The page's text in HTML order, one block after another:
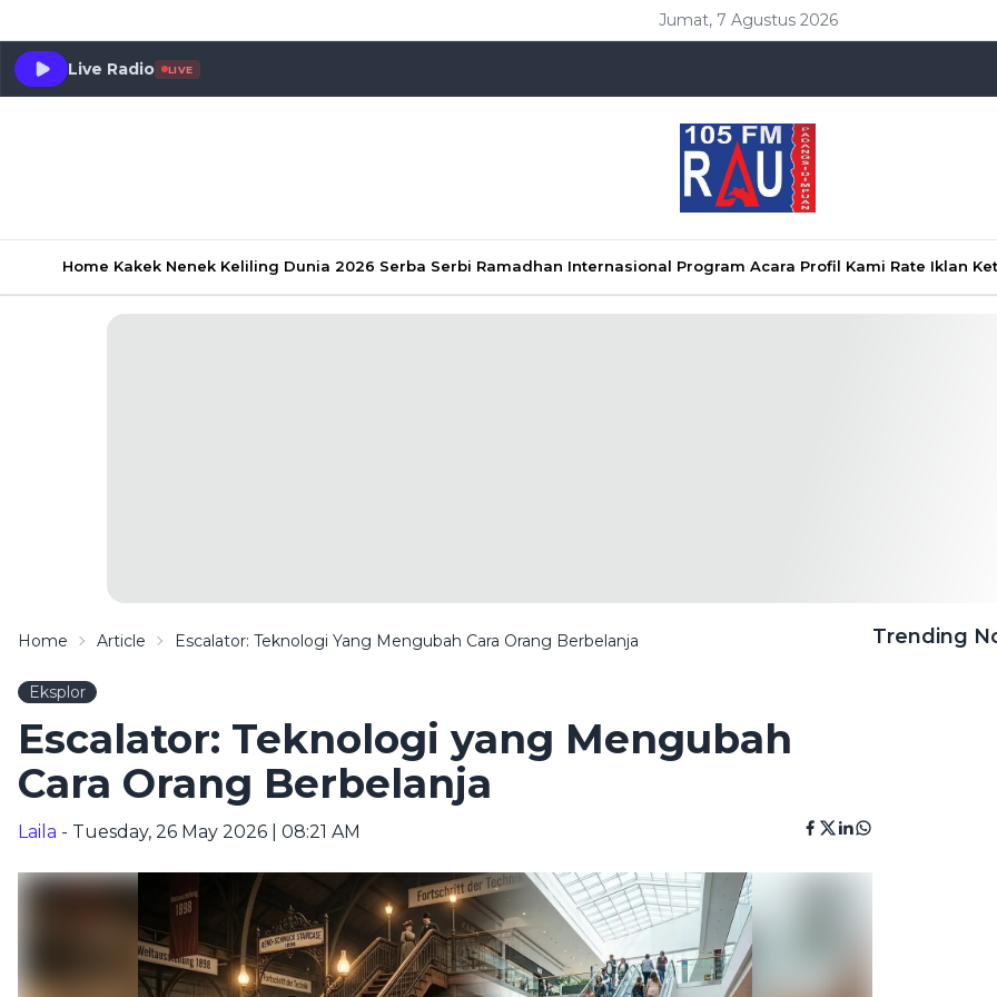
Jumat, 7 Agustus 2026
Live Radio LIVE
Home Kakek Nenek Keliling Dunia 2026 Serba Serbi Ramadhan Internasional Program Acara Profil Kami Rate Iklan
Home Article Escalator: Teknologi Yang Mengubah Cara Orang Berbelanja
Eksplor
Escalator: Teknologi yang Mengubah
Cara Orang Berbelanja
Laila - Tuesday, 26 May 2026 | 08:21 AM
Trending